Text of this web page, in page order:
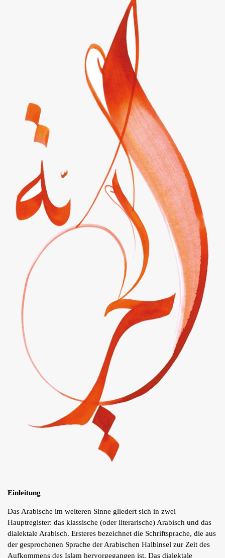
Einleitung
Das Arabische im weiteren Sinne gliedert sich in zwei
Hauptregister: das klassische (oder literarische) Arabisch und das
dialektale Arabisch. Ersteres bezeichnet die Schriftsprache, die aus
der gesprochenen Sprache der Arabischen Halbinsel zur Zeit des
Aufkommens des Islam hervorgegangen ist. Das dialektale